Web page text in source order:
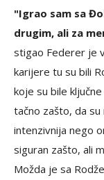
"Igrao sam sa
drugim, ali za
stigao Federer je
karijere tu su bili
koje su bile
tačno zašto, da
intenzivnija nego
siguran zašto, ali
Možda je sa